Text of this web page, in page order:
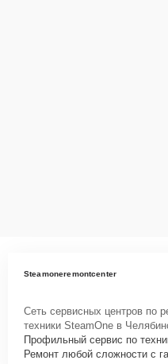
Steamoneremontcenter
Сеть сервисных центров по
техники SteamOne в
Профильный сервис по
Ремонт любой сложности с